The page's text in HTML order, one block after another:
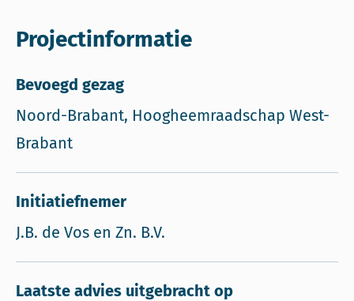
Projectinformatie
Bevoegd gezag
Noord-Brabant, Hoogheemraadschap West-
Brabant
Initiatiefnemer
J.B. de Vos en Zn. B.V.
Laatste advies uitgebracht op